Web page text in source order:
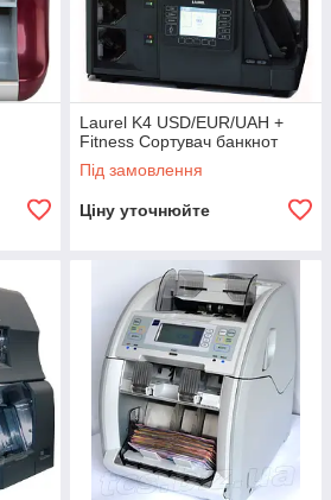
Laurel K4 USD/EUR/UAH +
Fitness Сортувач банкнот
Під замовлення
Ціну уточнюйте